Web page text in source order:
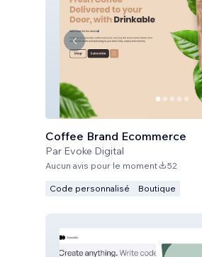
Coffee Brand Ecommerce
Par Evoke Digital
Aucun avis pour le moment 52
Code personnalisé Boutique